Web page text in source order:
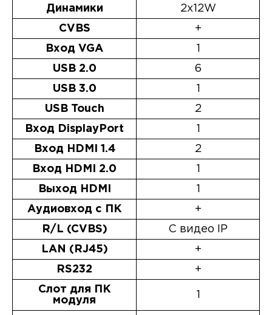
Динамики 2x12W
CVBS +
Вход VGA 1
USB 2.0 6
USB 3.0 1
USB Touch 2
Вход DisplayPort 1
Вход HDMI 1.4 2
Вход HDMI 2.0 1
Выход HDMI 1
Аудиовход с ПК +
R/L (CVBS) С видео IP
LAN (RJ45) +
RS232 +
Слот для ПК
модуля
1